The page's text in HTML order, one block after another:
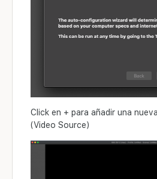
Click en + para añadir una
(Video Source)